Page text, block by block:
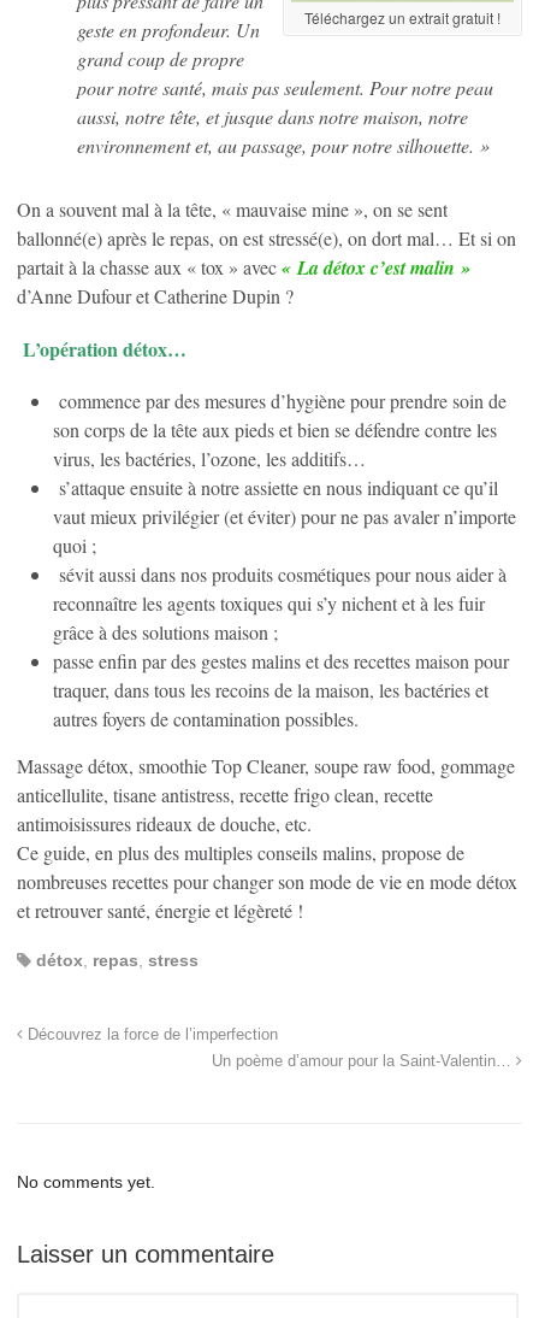
Téléchargez un extrait gratuit !
geste en profondeur. Un
grand coup de propre
pour notre santé, mais pas seulement. Pour notre peau
aussi, notre tête, et jusque dans notre maison, notre
environnement et, au passage, pour notre silhouette. »
On a souvent mal à la tête, « mauvaise mine », on se sent
ballonné(e) après le repas, on est stressé(e), on dort mal… Et si on
partait à la chasse aux « tox » avec« La détox c’est malin »
d’Anne Dufour et Catherine Dupin ?
L’opération détox…
commence par des mesures d’hygiène pour prendre soin de
son corps de la tête aux pieds et bien se défendre contre les
virus, les bactéries, l’ozone, les additifs…
s’attaque ensuite à notre assiette en nous indiquant ce qu’il
vaut mieux privilégier (et éviter) pour ne pas avaler n’importe
quoi ;
sévit aussi dans nos produits cosmétiques pour nous aider à
reconnaître les agents toxiques qui s’y nichent et à les fuir
grâce à des solutions maison ;
passe enfin par des gestes malins et des recettes maison pour
traquer, dans tous les recoins de la maison, les bactéries et
autres foyers de contamination possibles.
Massage détox, smoothie Top Cleaner, soupe raw food, gommage
anticellulite, tisane antistress, recette frigo clean, recette
antimoisissures rideaux de douche, etc.
Ce guide, en plus des multiples conseils malins, propose de
nombreuses recettes pour changer son mode de vie en mode détox
et retrouver santé, énergie et légèreté !
détox repas stress
Découvrez la force de l’imperfection
Un poème d’amour pour la Saint-Valentin…
No comments yet.
Laisser un commentaire